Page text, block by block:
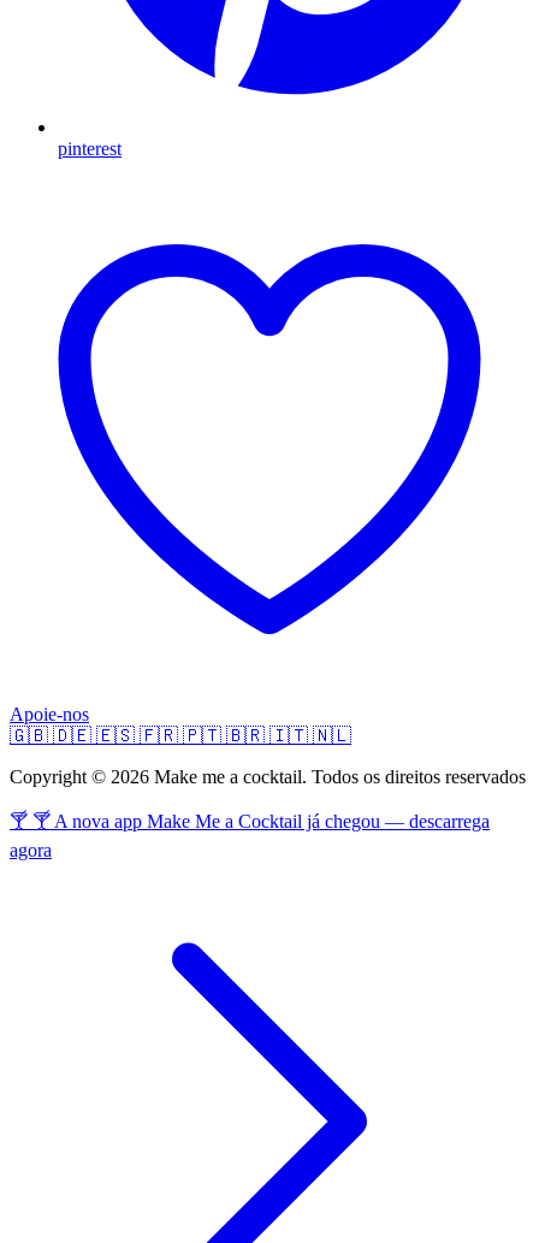
pinterest
Apoie-nos
🇬🇧 🇩🇪 🇪🇸 🇫🇷 🇵🇹 🇧🇷 🇮🇹 🇳🇱
Copyright © 2026 Make me a cocktail. Todos os direitos reservados
🍸 🍸 A nova app Make Me a Cocktail já chegou — descarrega
agora